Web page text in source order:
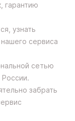
гарантию
узнать
сервиса
сетью
забрать